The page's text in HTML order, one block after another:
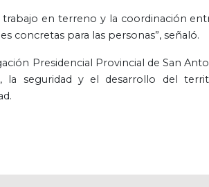
en terreno y la coordinación
concretas para las personas”, señaló.
Presidencial Provincial de San
la seguridad y el desarrollo del